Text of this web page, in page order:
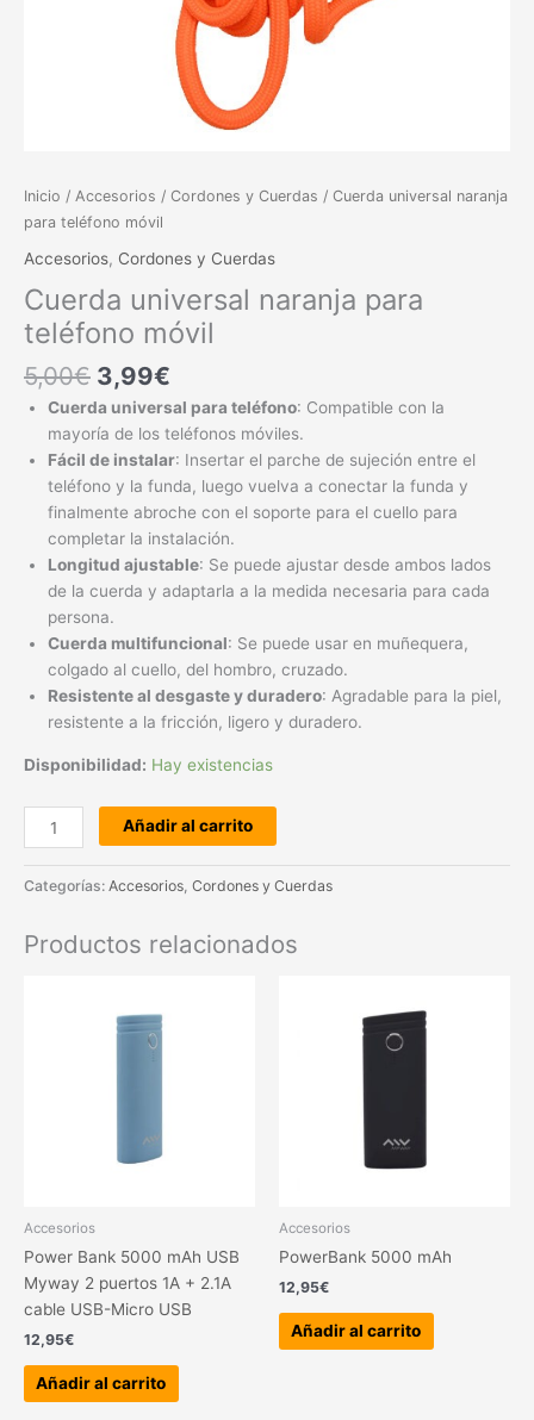
Inicio / Accesorios / Cordones y Cuerdas / Cuerda universal naranja
para teléfono móvil
Accesorios, Cordones y Cuerdas
Cuerda universal naranja para
teléfono móvil
5,00€ 3,99€
Cuerda universal para teléfono: Compatible con la
mayoría de los teléfonos móviles.
Fácil de instalar: Insertar el parche de sujeción entre el
teléfono y la funda, luego vuelva a conectar la funda y
finalmente abroche con el soporte para el cuello para
completar la instalación.
Longitud ajustable: Se puede ajustar desde ambos lados
de la cuerda y adaptarla a la medida necesaria para cada
persona.
Cuerda multifuncional: Se puede usar en muñequera,
colgado al cuello, del hombro, cruzado.
Resistente al desgaste y duradero: Agradable para la piel,
resistente a la fricción, ligero y duradero.
Disponibilidad: Hay existencias
Añadir al carrito
Categorías: Accesorios Cordones y Cuerdas
Productos relacionados
Accesorios
Power Bank 5000 mAh USB
Myway 2 puertos 1A + 2.1A
cable USB-Micro USB
12,95€
Añadir al carrito
Accesorios
PowerBank 5000 mAh
12,95€
Añadir al carrito